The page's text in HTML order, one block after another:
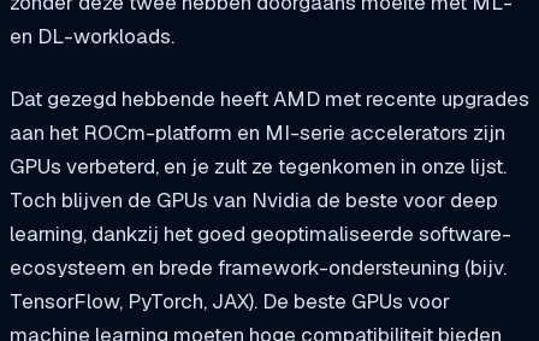
en DL-workloads.
Dat gezegd hebbende heeft AMD met recente upgrades
aan het ROCm-platform en MI-serie accelerators zijn
GPUs verbeterd, en je zult ze tegenkomen in onze lijst.
Toch blijven de GPUs van Nvidia de beste voor deep
learning, dankzij het goed geoptimaliseerde software-
ecosysteem en brede framework-ondersteuning (bijv.
TensorFlow, PyTorch, JAX). De beste GPUs voor
machine learning moeten hoge compatibiliteit bieden